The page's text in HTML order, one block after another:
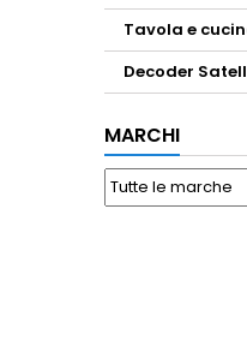
Tavola e
Decoder
MARCHI